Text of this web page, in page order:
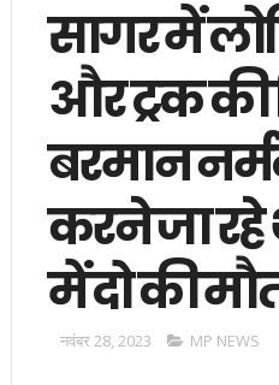
सागर में
और ट्रक
बरमान
करने जा
में दो की
नवंबर 28, 2023 MP NEWS